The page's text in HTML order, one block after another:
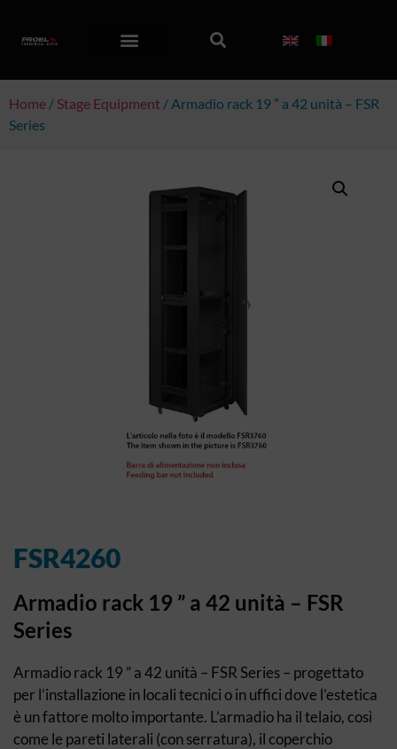
Home / Stage Equipment / Armadio rack 19 ” a 42 unità – FSR
Series
FSR4260
Armadio rack 19 ” a 42 unità – FSR
Series
Armadio rack 19 ” a 42 unità – FSR Series – progettato
per l’installazione in locali tecnici o in uffici dove l’estetica
è un fattore molto importante. L’armadio ha il telaio, così
come le pareti laterali (con serratura), il coperchio